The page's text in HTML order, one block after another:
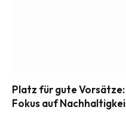
Platz für gute
Fokus auf